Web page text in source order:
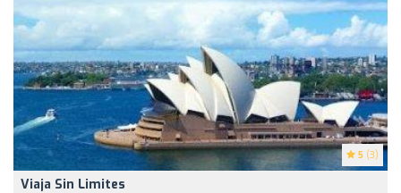
5 (3)
Viaja Sin Limites